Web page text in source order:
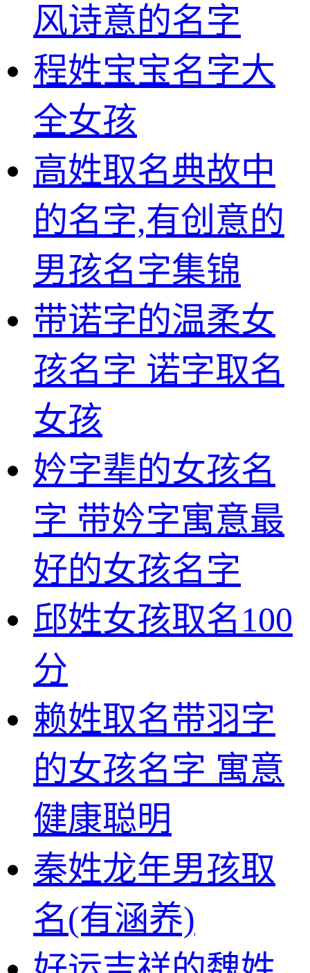
风诗意的名字
程姓宝宝名字大
全女孩
高姓取名典故中
的名字,有创意的
男孩名字集锦
带诺字的温柔女
孩名字 诺字取名
女孩
妗字辈的女孩名
字 带妗字寓意最
好的女孩名字
邱姓女孩取名100
分
赖姓取名带羽字
的女孩名字 寓意
健康聪明
秦姓龙年男孩取
名(有涵养)